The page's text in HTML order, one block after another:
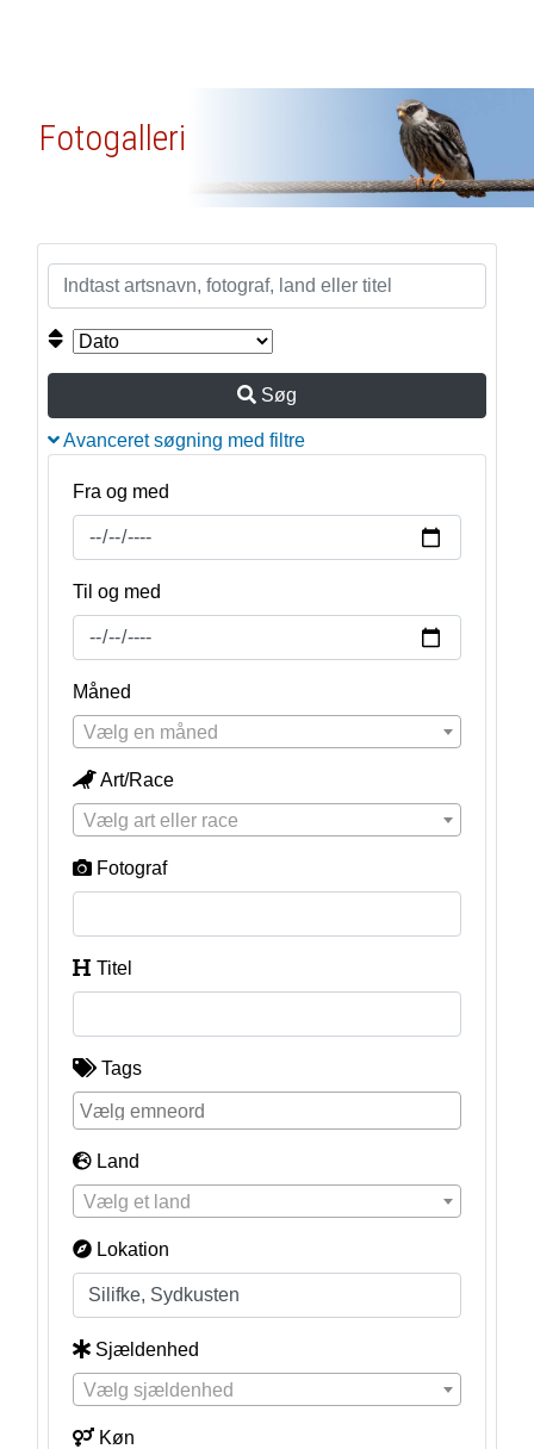
Fotogalleri
Søg
Avanceret søgning med filtre
Fra og med
Til og med
Måned
Vælg en måned
Art/Race
Vælg art eller race
Fotograf
Titel
Tags
Land
Vælg et land
Lokation
Sjældenhed
Vælg sjældenhed
Køn